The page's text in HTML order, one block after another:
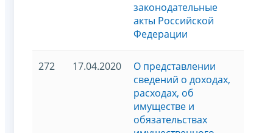
законодательные
акты Российской
Федерации
272 17.04.2020
О представлении
сведений о доходах,
расходах, об
имуществе и
обязательствах